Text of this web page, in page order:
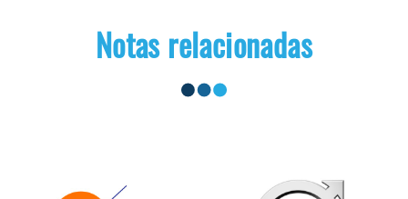
Notas relacionadas